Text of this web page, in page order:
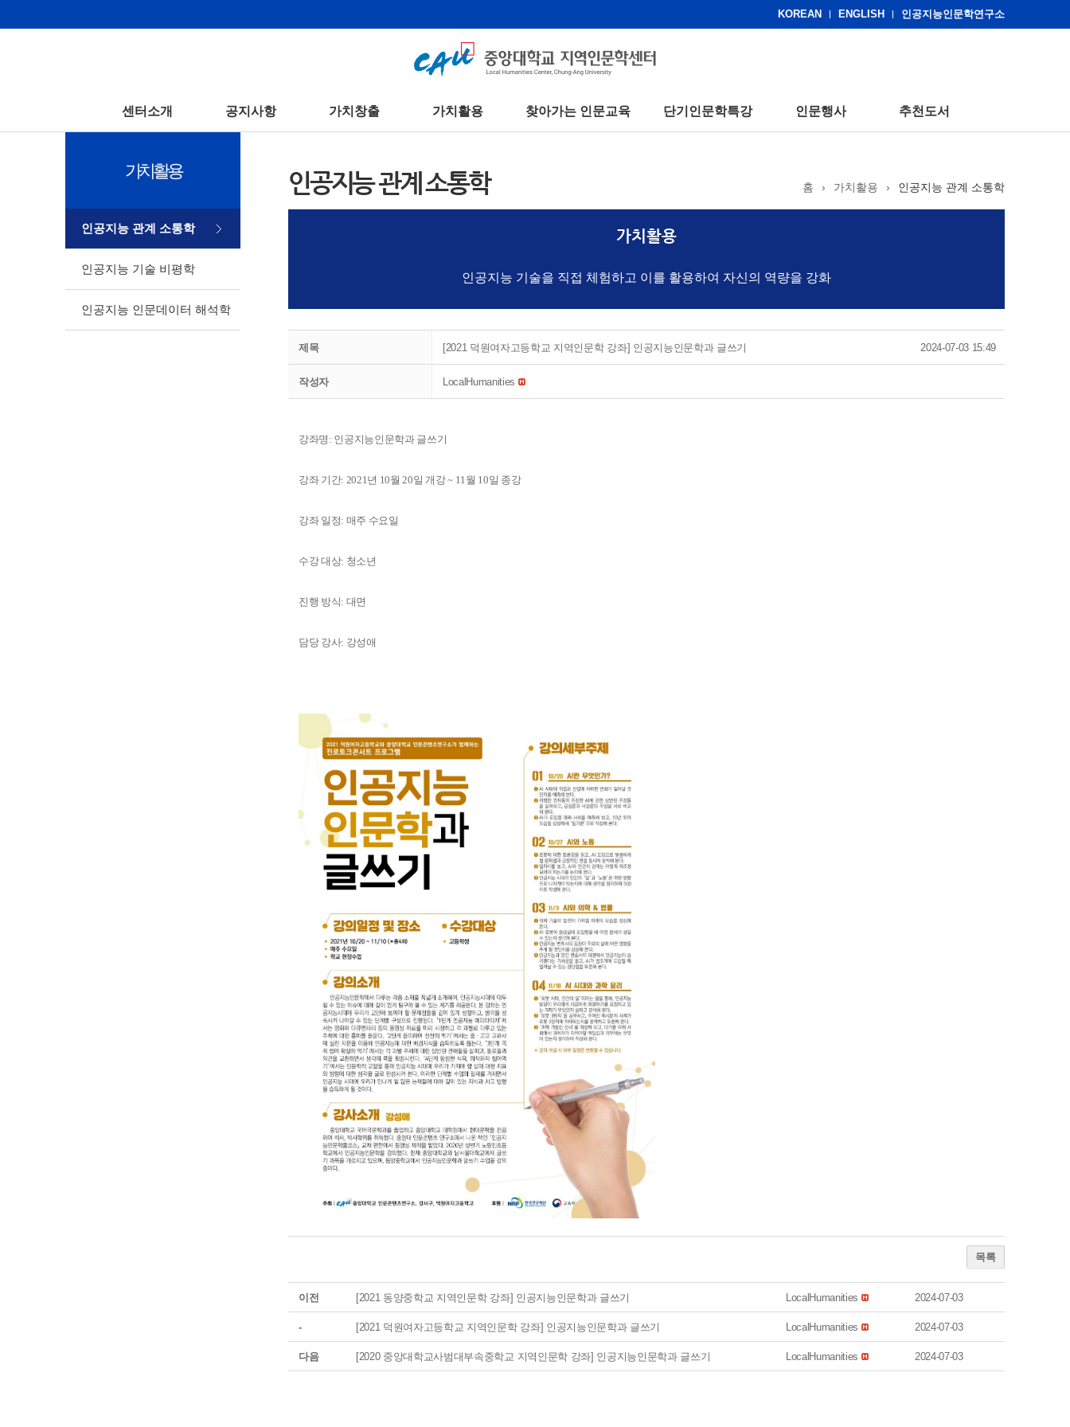
KOREAN ENGLISH 인공지능인문학연구소
센터소개 공지사항 가치창출 가치활용 찾아가는 인문교육 단기인문학특강 인문행사 추천도서
가치활용
인공지능 관계 소통학
인공지능 기술 비평학
인공지능 인문데이터 해석학
홈 › 가치활용 › 인공지능 관계 소통학
인공지능 관계 소통학
가치활용
인공지능 기술을 직접 체험하고 이를 활용하여 자신의 역량을 강화
제목 [2021 덕원여자고등학교 지역인문학 강좌] 인공지능인문학과 글쓰기 2024-07-03 15:49
작성자 LocalHumanities
강좌명: 인공지능인문학과 글쓰기
강좌 기간: 2021년 10월 20일 개강 ~ 11월 10일 종강
강좌 일정: 매주 수요일
수강 대상: 청소년
진행 방식: 대면
담당 강사: 강성애
목록
이전 [2021 동양중학교 지역인문학 강좌] 인공지능인문학과 글쓰기 LocalHumanities 2024-07-03
- [2021 덕원여자고등학교 지역인문학 강좌] 인공지능인문학과 글쓰기 LocalHumanities 2024-07-03
다음 [2020 중앙대학교사범대부속중학교 지역인문학 강좌] 인공지능인문학과 글쓰기 LocalHumanities 2024-07-03